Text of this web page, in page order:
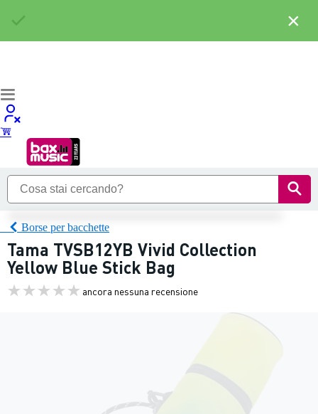
Borse per bacchette
Tama TVSB12YB Vivid Collection
Yellow Blue Stick Bag
ancora nessuna recensione
×